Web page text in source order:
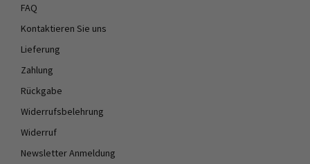
FAQ
Kontaktieren Sie uns
Lieferung
Zahlung
Rückgabe
Widerrufsbelehrung
Widerruf
Newsletter Anmeldung